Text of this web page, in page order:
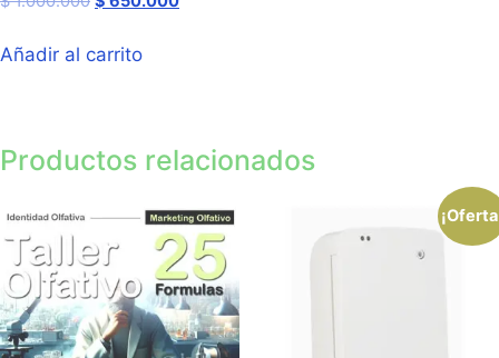
Añadir al carrito
Productos relacionados